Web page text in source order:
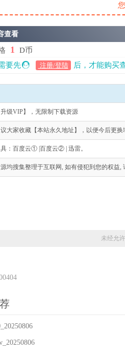
查看
1
D币
要先
注册/登陆 后，才能购买
级VIP】，无限制下载资源
大家收藏【本站永久地址】，以便今后更换
：百度云① |百度云② | 迅雷。
均搜集整理于互联网, 如有侵犯到您的权益,
未经允